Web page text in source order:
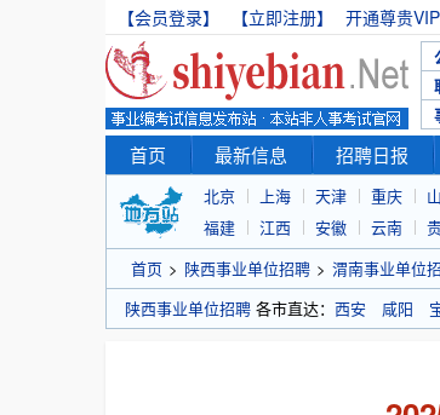
【会员登录】 【立即注册】 开通尊贵
首页 最新信息 招聘日报
北京 上海 天津 重庆
福建
江西 安徽 云南
首页 > 陕西事业单位招聘 > 渭南事业单位
陕西事业单位招聘 各市直达： 西安 咸阳